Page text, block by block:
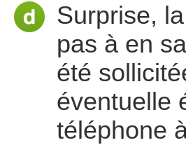
Surprise,
pas à en
été
éventuelle
téléphone